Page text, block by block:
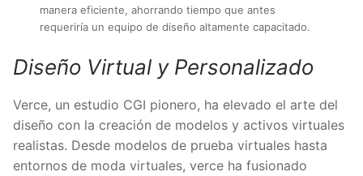
manera eficiente, ahorrando tiempo que antes
requeriría un equipo de diseño altamente capacitado.
Diseño Virtual y Personalizado
Verce, un estudio CGI pionero, ha elevado el arte del
diseño con la creación de modelos y activos virtuales
realistas. Desde modelos de prueba virtuales hasta
entornos de moda virtuales, verce ha fusionado